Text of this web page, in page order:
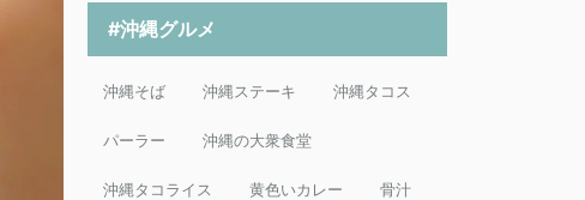
#沖縄グルメ
沖縄そば 沖縄ステーキ 沖縄タコス
パーラー 沖縄の大衆食堂
沖縄タコライス 黄色いカレー 骨汁